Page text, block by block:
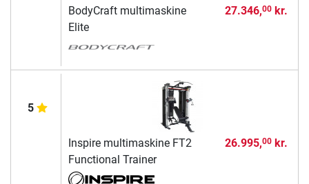
BodyCraft multimaskine
Elite
27.346,00kr.
5
Inspire multimaskine FT2
Functional Trainer
26.995,00kr.